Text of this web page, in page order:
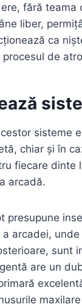
fără teama
liber,
ca
de
sisteme
chiar și în
fiecare
arcadă.
presupune
arcadei,
sunt
are un